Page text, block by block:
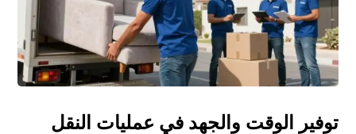
توفير الوقت والجهد في عمليات النقل